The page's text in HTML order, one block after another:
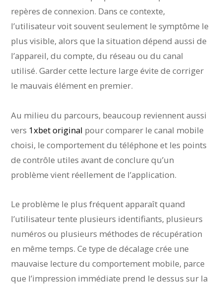
repères de connexion. Dans ce contexte,
l’utilisateur voit souvent seulement le symptôme le
plus visible, alors que la situation dépend aussi de
l’appareil, du compte, du réseau ou du canal
utilisé. Garder cette lecture large évite de corriger
le mauvais élément en premier.
Au milieu du parcours, beaucoup reviennent aussi
vers 1xbet original pour comparer le canal mobile
choisi, le comportement du téléphone et les points
de contrôle utiles avant de conclure qu’un
problème vient réellement de l’application.
Le problème le plus fréquent apparaît quand
l’utilisateur tente plusieurs identifiants, plusieurs
numéros ou plusieurs méthodes de récupération
en même temps. Ce type de décalage crée une
mauvaise lecture du comportement mobile, parce
que l’impression immédiate prend le dessus sur la